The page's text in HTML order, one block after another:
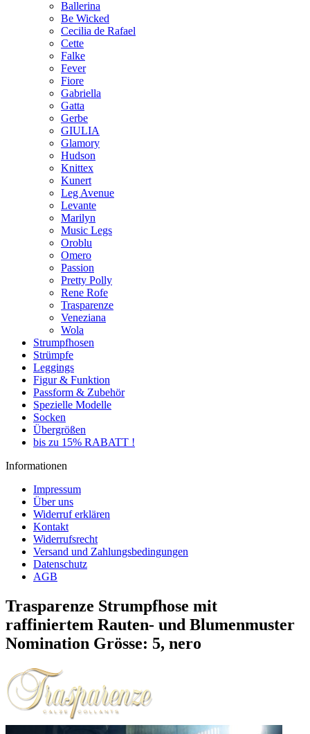
Ballerina
Be Wicked
Cecilia de Rafael
Cette
Falke
Fever
Fiore
Gabriella
Gatta
Gerbe
GIULIA
Glamory
Hudson
Knittex
Kunert
Leg Avenue
Levante
Marilyn
Music Legs
Oroblu
Omero
Passion
Pretty Polly
Rene Rofe
Trasparenze
Veneziana
Wola
Strumpfhosen
Strümpfe
Leggings
Figur & Funktion
Passform & Zubehör
Spezielle Modelle
Socken
Übergrößen
bis zu 15% RABATT !
Informationen
Impressum
Über uns
Widerruf erklären
Kontakt
Widerrufsrecht
Versand und Zahlungsbedingungen
Datenschutz
AGB
Trasparenze Strumpfhose mit
raffiniertem Rauten- und Blumenmuster
Nomination Grösse: 5, nero